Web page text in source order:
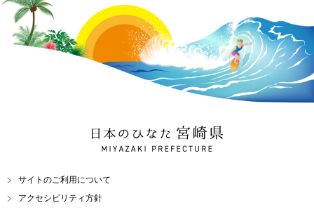
日本のひなた 宮崎県
MIYAZAKI PREFECTURE
サイトのご利用について
アクセシビリティ方針